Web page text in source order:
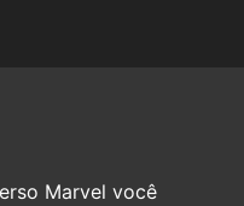
Marvel você